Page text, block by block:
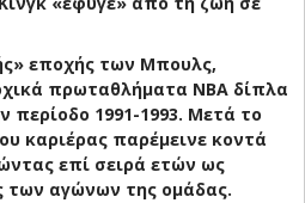
εποχής των Μπουλς,
πρωταθλήματα NBA δίπλα
περίοδο 1991-1993. Μετά το
καριέρας παρέμεινε κοντά
επί σειρά ετών ως
των αγώνων της ομάδας.